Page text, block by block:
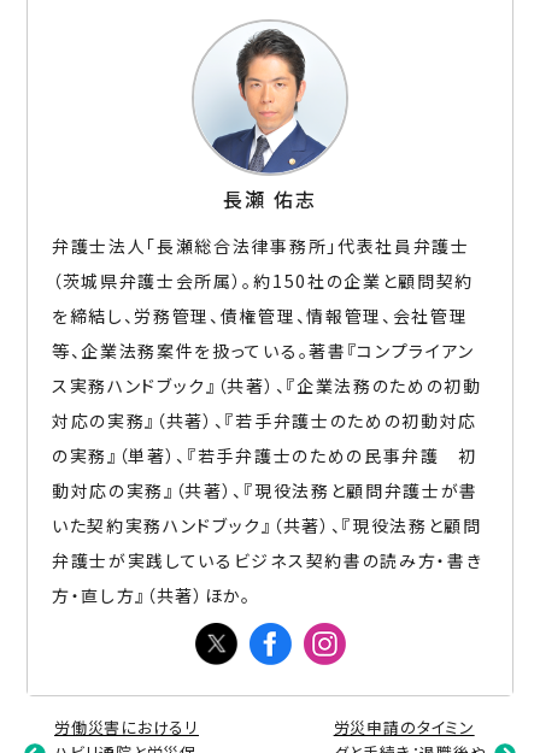
⻑瀬 佑志
弁護士法人「長瀬総合法律事務所」代表社員弁護士
（茨城県弁護士会所属）。約150社の企業と顧問契約
を締結し、労務管理、債権管理、情報管理、会社管理
等、企業法務案件を扱っている。著書『コンプライアン
ス実務ハンドブック』（共著）、『企業法務のための初動
対応の実務』（共著）、『若手弁護士のための初動対応
の実務』（単著）、『若手弁護士のための民事弁護 初
動対応の実務』（共著）、『現役法務と顧問弁護士が書
いた契約実務ハンドブック』（共著）、『現役法務と顧問
弁護士が実践しているビジネス契約書の読み方・書き
方・直し方』（共著）ほか。
労働災害におけるリ
労災申請のタイミン